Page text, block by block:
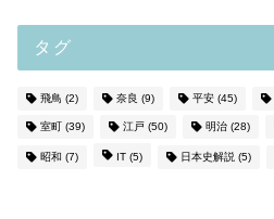
タグ
飛鳥 (2) 奈良 (9) 平安(45)
室町(39) 江戸(50) 明治(28)
昭和 (7) IT(5) 日本史解説 (5)